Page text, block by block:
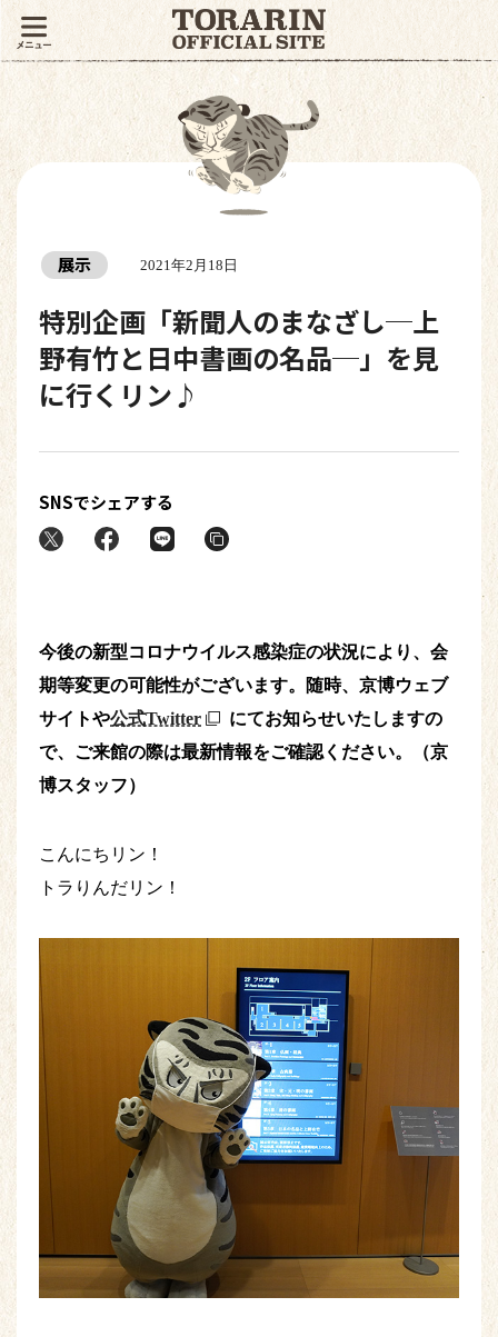
展示 2021年2月18日
特別企画「新聞人のまなざし─上
野有竹と日中書画の名品─」を見
に行くリン♪
SNSでシェアする
今後の新型コロナウイルス感染症の状況により、会
期等変更の可能性がございます。随時、京博ウェブ
サイトや公式Twitter
にてお知らせいたしますの
で、ご来館の際は最新情報をご確認ください。（京
博スタッフ）
こんにちリン！
トラりんだリン！